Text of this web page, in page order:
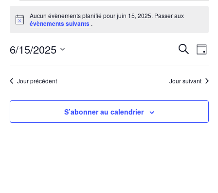
Évènements
for
juin
15,
2025
Notice
Aucun évènements planifié pour juin 15, 2025. Passer aux
évènements suivants .
Recherche
de
Jour
6/15/2025
date.
Jour précédent Jour suivant
S’abonner au calendrier